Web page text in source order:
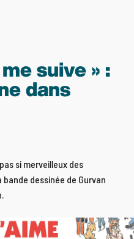
suive » :
dans
si merveilleux des
dessinée de Gurvan